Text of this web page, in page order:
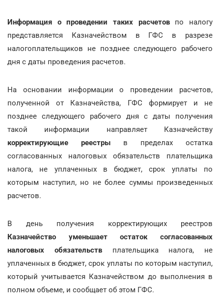
Информация о проведении таких расчетовпо налогу
представляется Казначейством в ГФС в разрезе
налогоплательщиков не позднее следующего рабочего
дня с даты проведения расчетов.
На основании информации о проведении расчетов,
полученной от Казначейства, ГФС формирует и не
позднее следующего рабочего дня с даты получения
такой информации направляет Казначейству
корректирующие реестры в пределах остатка
согласованных налоговых обязательств плательщика
налога, не уплаченных в бюджет, срок уплаты по
которым наступил, но не более суммы произведенных
расчетов.
В день получения корректирующих реестров
Казначейство уменьшает остаток согласованных
налоговых обязательств плательщика налога, не
уплаченных в бюджет, срок уплаты по которым наступил,
который учитывается Казначейством до выполнения в
полном объеме, и сообщает об этом ГФС.